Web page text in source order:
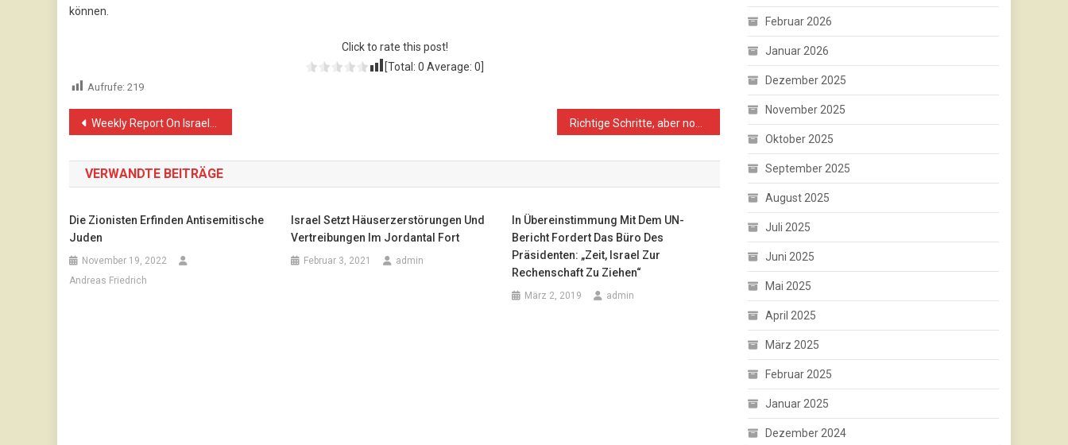
können.
Click to rate this post!
[Total: 0 Average: 0
Aufrufe: 219
Beitragsnavigation
Weekly Report On Israeli Human Rights Violations in the Occupied Palestinian Territory (04 –10 May 2017)
VERWANDTE BEITRÄGE
Die Zionisten Erfinden Antisemitische
Juden
November 19, 2022
Andreas Friedrich
Israel Setzt Häuserzerstörungen Und
Vertreibungen Im Jordantal Fort
Februar 3, 2021 admin
In Übereinstimmung Mit Dem UN-
Bericht Fordert Das Büro Des
Präsidenten: „Zeit, Israel Zur
Rechenschaft Zu Ziehen“
März 2, 2019 admin
Februar 2026
Januar 2026
Dezember 2025
November 2025
Oktober 2025
September 2025
August 2025
Juli 2025
Juni 2025
Mai 2025
April 2025
März 2025
Februar 2025
Januar 2025
Dezember 2024